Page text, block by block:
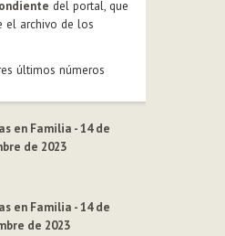
del portal, que
el archivo de los
últimos números
en Familia - 14 de
de 2023
en Familia - 14 de
de 2023